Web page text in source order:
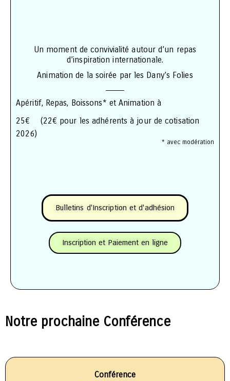
Un moment de convivialité autour d’un repas
d’inspiration internationale.
Animation de la soirée par les Dany’s Folies
———–
Apéritif, Repas, Boissons* et Animation à
25€ (22€ pour les adhérents à jour de cotisation
2026)
* avec modération
Bulletins d'Inscription et d'adhésion
Inscription et Paiement en ligne
Notre prochaine Conférence
Conférence